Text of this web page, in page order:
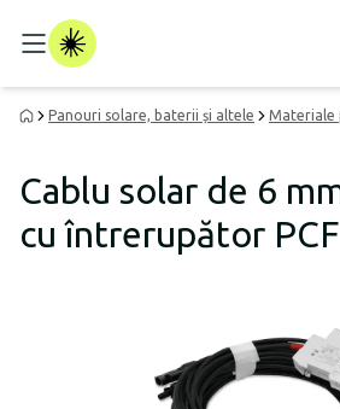
Panouri solare, baterii și altele Materiale
Cablu solar de 6
cu întrerupător